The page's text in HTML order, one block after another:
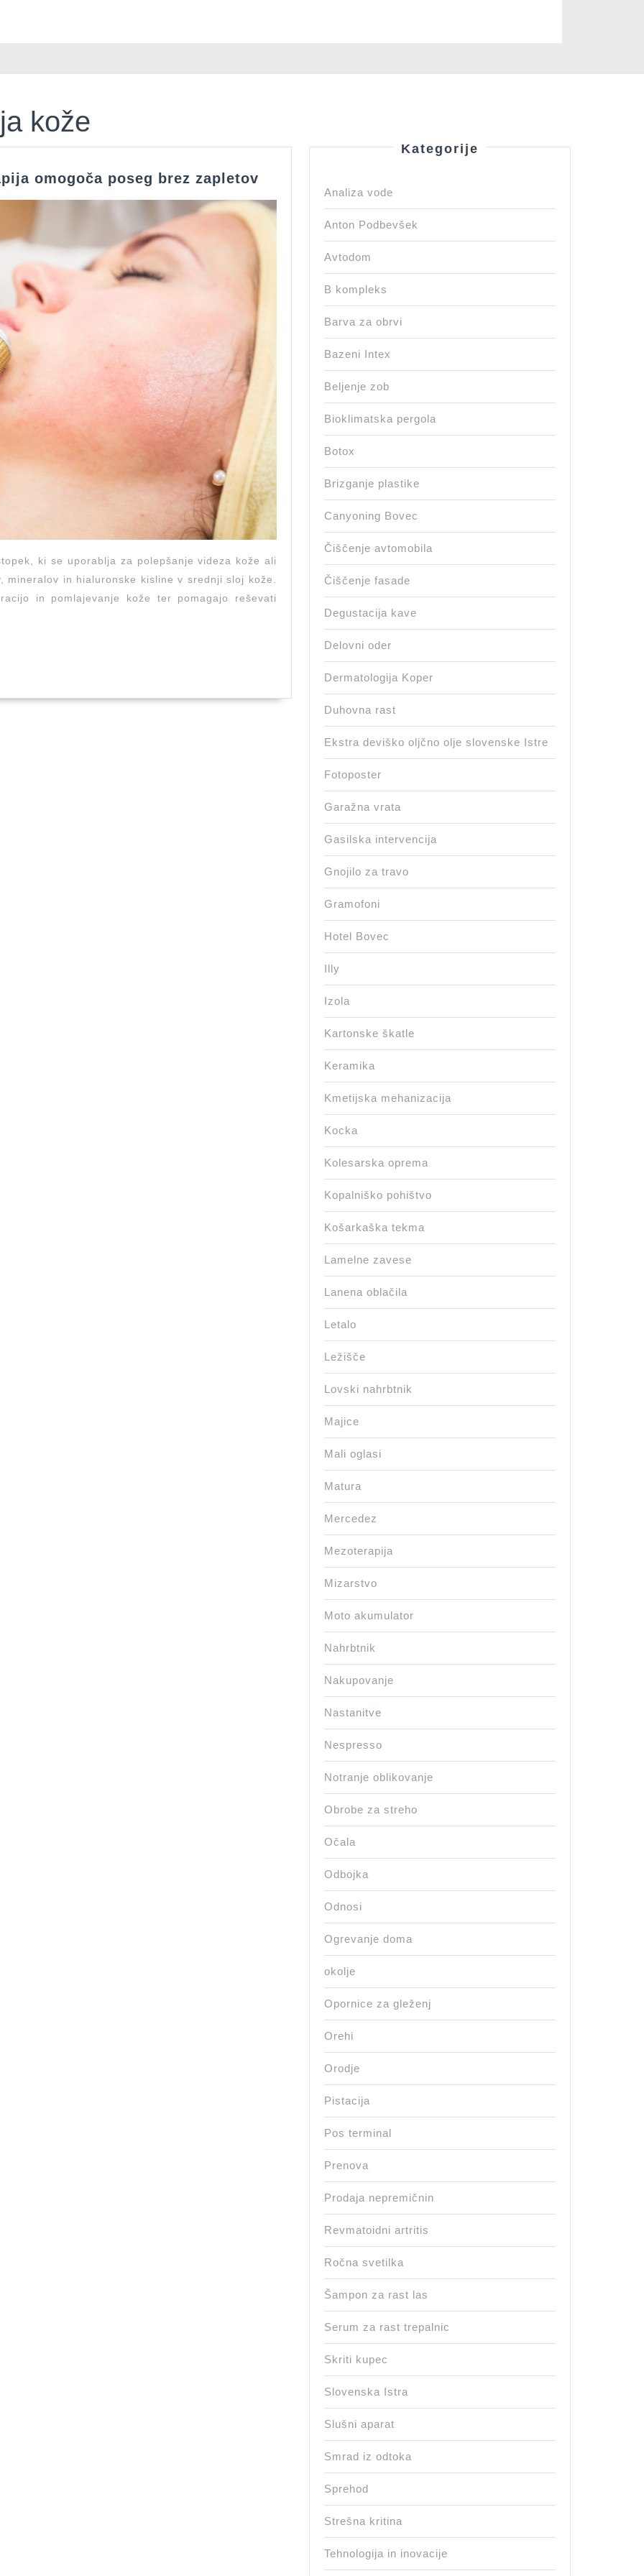
kože
omogoča poseg brez zapletov
opravljena
mezoterapija
omogoča
brez
ki se uporablja za polepšanje videza kože ali
mineralov in hialuronske kisline v srednji sloj kože.
in pomlajevanje kože ter pomagajo reševati
Kategorije
Analiza vode
Anton Podbevšek
Avtodom
B kompleks
Barva za obrvi
Bazeni Intex
Beljenje zob
Bioklimatska pergola
Botox
Brizganje plastike
Canyoning Bovec
Čiščenje avtomobila
Čiščenje fasade
Degustacija kave
Delovni oder
Dermatologija Koper
Duhovna rast
Ekstra deviško oljčno olje slovenske Istre
Fotoposter
Garažna vrata
Gasilska intervencija
Gnojilo za travo
Gramofoni
Hotel Bovec
Illy
Izola
Kartonske škatle
Keramika
Kmetijska mehanizacija
Kocka
Kolesarska oprema
Kopalniško pohištvo
Košarkaška tekma
Lamelne zavese
Lanena oblačila
Letalo
Ležišče
Lovski nahrbtnik
Majice
Mali oglasi
Matura
Mercedez
Mezoterapija
Mizarstvo
Moto akumulator
Nahrbtnik
Nakupovanje
Nastanitve
Nespresso
Notranje oblikovanje
Obrobe za streho
Očala
Odbojka
Odnosi
Ogrevanje doma
okolje
Opornice za gleženj
Orehi
Orodje
Pistacija
Pos terminal
Prenova
Prodaja nepremičnin
Revmatoidni artritis
Ročna svetilka
Šampon za rast las
Serum za rast trepalnic
Skriti kupec
Slovenska Istra
Slušni aparat
Smrad iz odtoka
Sprehod
Strešna kritina
Tehnologija in inovacije